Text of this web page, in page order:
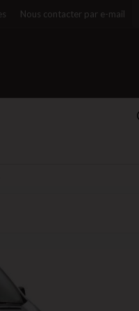
Nous contacter par e-mail